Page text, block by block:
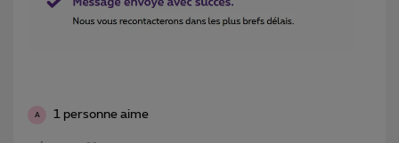
A 1 personne aime